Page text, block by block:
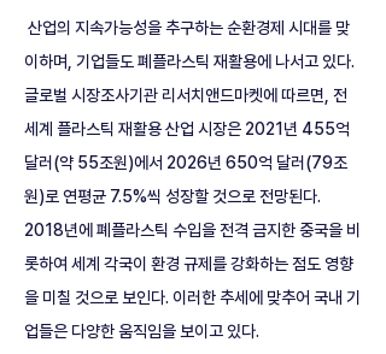
이하며, 기업들도 폐플라스틱 재활용에 나서고 있다.
글로벌 시장조사기관 리서치앤드마켓에 따르면, 전
세계 플라스틱 재활용 산업 시장은 2021년 455억
달러(약 55조원)에서 2026년 650억 달러(79조
원)로 연평균 7.5%씩 성장할 것으로 전망된다.
2018년에 폐플라스틱 수입을 전격 금지한 중국을 비
롯하여 세계 각국이 환경 규제를 강화하는 점도 영향
을 미칠 것으로 보인다. 이러한 추세에 맞추어 국내 기
업들은 다양한 움직임을 보이고 있다.